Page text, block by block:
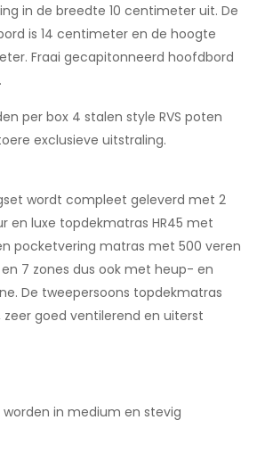
in de breedte 10 centimeter uit. De
is 14 centimeter en de hoogte
Fraai gecapitonneerd hoofdbord
per box 4 stalen style RVS poten
exclusieve uitstraling.
wordt compleet geleverd met 2
en luxe topdekmatras HR45 met
pocketvering matras met 500 veren
7 zones dus ook met heup- en
De tweepersoons topdekmatras
goed ventilerend en uiterst
in medium en stevig